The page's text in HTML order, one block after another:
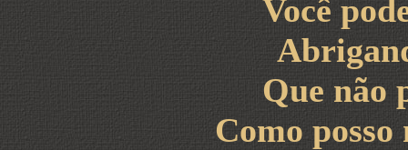
Você
Que não
Como